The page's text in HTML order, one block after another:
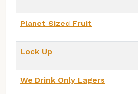
Planet Sized Fruit
Look Up
We Drink Only Lagers